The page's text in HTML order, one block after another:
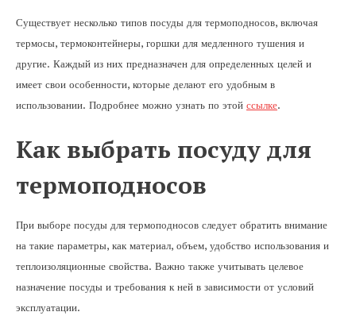
Существует несколько типов посуды для термоподносов, включая
термосы, термоконтейнеры, горшки для медленного тушения и
другие. Каждый из них предназначен для определенных целей и
имеет свои особенности, которые делают его удобным в
использовании. Подробнее можно узнать по этой ссылке.
Как выбрать посуду для
термоподносов
При выборе посуды для термоподносов следует обратить внимание
на такие параметры, как материал, объем, удобство использования и
теплоизоляционные свойства. Важно также учитывать целевое
назначение посуды и требования к ней в зависимости от условий
эксплуатации.